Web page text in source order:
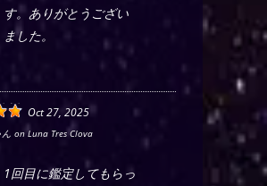
す。ありがとうござい
ました。
Oct 27, 2025
onLuna Tres Clova
1回目に鑑定してもらっ